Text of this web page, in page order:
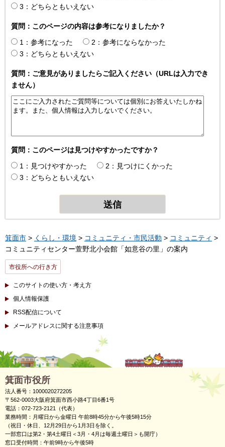
3：どちらともいえない
質問：このページの内容は参考になりましたか？
1：参考になった
2：参考にならなかった
3：どちらともいえない
質問：ご意見がありましたらご記入ください（URLは入力でき
ません）
質問：このページは見つけやすかったですか？
1：見つけやすかった
2：見つけにくかった
3：どちらともいえない
箕面市 > くらし・環境 > コミュニティ・市民活動 > コミュニティ >
コミュニティセンター萱野北小会館「如意谷の里」の案内
市役所への行き方
このサイトの使い方・考え方
個人情報保護
RSS配信について
メールアドレスに関する注意事項
箕面市役所
法人番号：1000020272205
〒562-0003大阪府箕面市西小路4丁目6番1号
電話：072-723-2121（代表）
業務時間：月曜日から金曜日 午前8時45分から午後5時15分
（祝日・休日、12月29日から1月3日を除く。
一部窓口は第2・第4土曜日＜3月・4月は毎週土曜日＞も開庁）
窓口受付時間：午前9時から午後5時